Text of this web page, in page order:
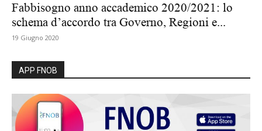
Fabbisogno anno accademico 2020/2021: lo
schema d’accordo tra Governo, Regioni e...
19 Giugno 2020
APP FNOB